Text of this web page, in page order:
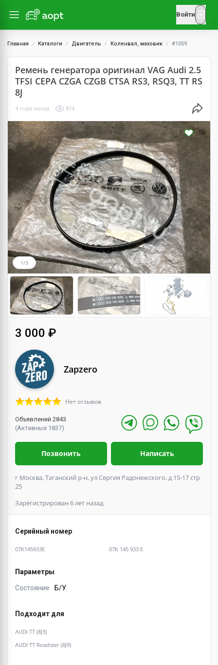
Войти
Главная Каталоги Двигатель Коленвал, маховик #1059
Ремень генератора оригинал VAG Audi 2.5
TFSI CEPA CZGA CZGB CTSA RS3, RSQ3, TT RS
8J
4 года назад 874
1/3
3 000 ₽
Zapzero
Нет отзывов
Объявлений 2843
(Активных 1837)
Позвонить Написать
г Москва, Таганский р-н, ул Сергия Радонежского, д 15-17 стр
25
Зарегистрирован 6 лет назад
Серийный номер
07K145933E 07K 145 933 E
Параметры
Состояние Б/У
Подходит для
AUDI TT (8J3)
AUDI TT Roadster (8J9)